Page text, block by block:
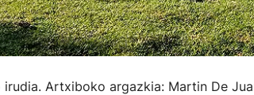
Artxiboko argazkia: Martin De